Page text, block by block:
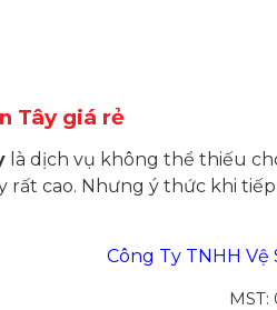
Tây giá rẻ
là dịch vụ không thể thiếu
cao. Nhưng ý thức khi
Công Ty TNHH
MST: